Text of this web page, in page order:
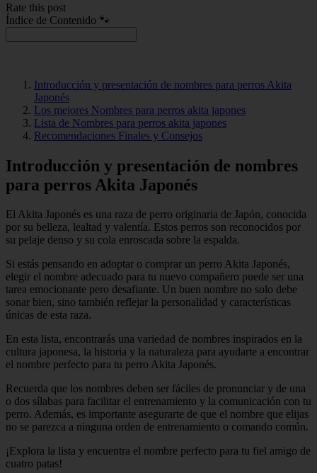
Rate this post
Índice de Contenido 🐾
Introducción y presentación de nombres para perros Akita
Japonés
Los mejores Nombres para perros akita japones
Lista de Nombres para perros akita japones
Recomendaciones Finales y Consejos
Introducción y presentación de nombres
para perros Akita Japonés
El Akita Japonés es una raza de perro originaria de Japón, conocida
por su belleza, lealtad y valentía. Estos perros son reconocidos por
su pelaje denso y su cola enroscada sobre la espalda.
Si estás pensando en adoptar o comprar un perro Akita Japonés,
elegir el nombre adecuado para tu nuevo compañero puede ser una
tarea emocionante pero desafiante. Un buen nombre no solo debe
sonar bien, sino también reflejar la personalidad y características
únicas de esta raza.
En esta lista, encontrarás una variedad de nombres inspirados en la
cultura japonesa, la historia y la naturaleza para ayudarte a encontrar
el nombre perfecto para tu perro Akita Japonés.
Recuerda que los nombres deben ser fáciles de pronunciar y de una
o dos sílabas para facilitar el entrenamiento y la comunicación con tu
perro. Además, es importante asegurarte de que el nombre que elijas
no se parezca a ninguna orden de entrenamiento o comando común.
¡Explora la lista y encuentra el nombre perfecto para tu fiel amigo de
cuatro patas!